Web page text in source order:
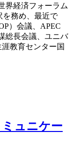
界経済フォーラム
を務め、最近で
）会議、APEC
総長会議、ユニバ
教育センター国
ュニケー